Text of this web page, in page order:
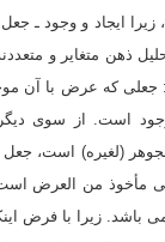
زیرا ایجاد و وجود ـ
ذهن متغایر و
جعلى که عرض با آن
است. از سوى
(لغیره) است،
من العرض است؛
باشد. زیرا با فرض